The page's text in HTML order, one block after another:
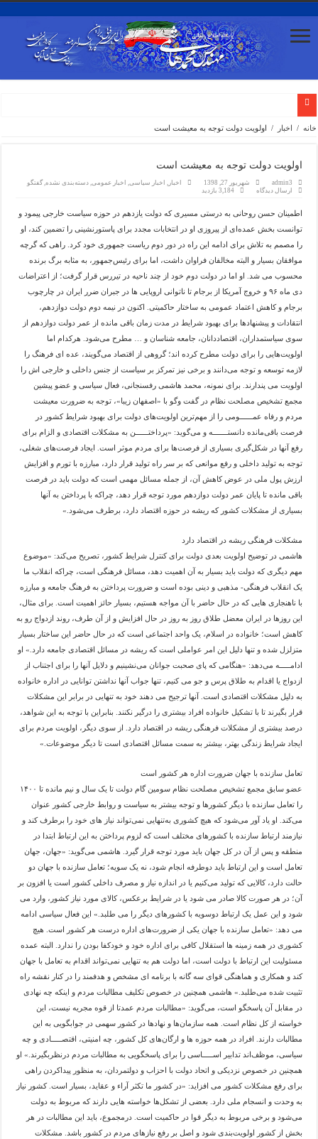
محمد هاشمی: مسئولان نظام و رهبری از صداوسیما رضایت ندارند
پیام تسلیت مهندس محمد هاشمی به مناسبت شهادت دکتر سید کمال خرازی و همسر ایشان
پیام تسلیت محمد هاشمی رفسنجانی به مناسبت شهادت حضرت آیت الله خامنه‌ای رهبر معظم
محمد هاشمی رفسنجانی: امام خمینی(س) مسیر تاریخ را عوض کرد/ خصومت آمریکا با ایران مال
گفت‌وگوی استراتژیک با محمد هاشمی رفسنجانی ایران در بن‌بست نیست
محمد هاشمی: خیلی‌ها اعتراض می‌کردند که چرا یک خانم خبرهای تلویزیون را می‌خواند
هاشمی:پزشکیان در سازمان ملل صلح‌طلبی و تسلیم‌ناپذیری ایران را مطرح کرد
ارتباط خانواده هاشمی رفسنجانی با رهبر انقلاب به روایت برادر او/ عمل به فرامین رهبری بر
همه جریان‌ها حق ارائه پیشنهاد به دولت را دارند
خانه / اخبار / اولویت دولت توجه به معیشت است
اولویت دولت توجه به معیشت است
admin3 شهریور 27, 1398 اخبار, اخبار سیاسی, اخبار عمومی,دسته‌بندی نشده,گفتگو
ارسال دیدگاه
3,184 بازدید
اطمینان حسن روحانی به درستی مسیری که دولت یازدهم در حوزه سیاست خارجی پیمود و
توانست بخش عمده‌ای از پیروزی او در انتخابات مجدد برای پاستورنشینی را تضمین کند، او
را مصمم به تلاش برای ادامه این راه در دور دوم ریاست جمهوری خود کرد. راهی که گرچه
موافقان بسیار و البته مخالفان فراوان داشت، اما برای رئیس‌جمهور، به مثابه برگ برنده
محسوب می شد. او اما در دولت دوم خود از چند ناحیه در تیررس قرار گرفت؛ از اعتراضات
دی ماه ۹۶ و خروج آمریکا از برجام تا ناتوانی اروپایی ها در جبران ضرر ایران در چارچوب
برجام و کاهش اعتماد عمومی به ساختار حاکمیتی. اکنون در نیمه دوم دولت دوازدهم،
انتقادات و پیشنهادها برای بهبود شرایط در مدت زمان باقی مانده از عمر دولت دوازدهم از
سوی سیاستمداران، اقتصاددانان، جامعه شناسان و … مطرح می‌شود. هرکدام اما
اولویت‌هایی را برای دولت مطرح کرده اند؛ گروهی از اقتصاد می‌گویند، عده ای فرهنگ را
لازمه توسعه و توجه می‌دانند و برخی نیز تمرکز بر سیاست از جنس داخلی و خارجی اش را
اولویت می پندارند. برای نمونه، محمد هاشمی رفسنجانی، فعال سیاسی و عضو پیشین
مجمع تشخیص مصلحت نظام در گفت وگو با «اصفهان زیبا»، توجه به ضرورت معیشت
مردم و رفاه عمــــــومی را از مهم‌ترین اولویت‌های دولت برای بهبود شرایط کشور در
فرصت باقی‌مانده دانستـــــــه و می‌گوید: «پرداختــــــن به مشکلات اقتصادی و الزام برای
رفع آنها در شکل‌گیری بسیاری از فرصت‌ها برای مردم موثر است. ایجاد فرصت‌های شغلی،
توجه به تولید داخلی و رفع موانعی که بر سر راه تولید قرار دارد، مبارزه با تورم و افزایش
ارزش پول ملی در عوض کاهش آن، از جمله مسائل مهمی است که دولت باید در فرصت
باقی مانده تا پایان عمر دولت دوازدهم مورد توجه قرار دهد، چراکه با پرداختن به آنها
بسیاری از مشکلات کشور که ریشه در حوزه اقتصاد دارد، برطرف می‌شود.»
مشکلات فرهنگی ریشه در اقتصاد دارد
هاشمی در توضیح اولویت بعدی دولت برای کنترل شرایط کشور، تصریح می‌کند: «موضوع
مهم دیگری که دولت باید بسیار به آن اهمیت دهد، مسائل فرهنگی است، چراکه انقلاب ما
یک انقلاب فرهنگی- مذهبی و دینی بوده است و ضرورت پرداختن به فرهنگ جامعه و مبارزه
با ناهنجاری هایی که در حال حاضر با آن مواجه هستیم، بسیار حائز اهمیت است. برای مثال،
این روزها در ایران معضل طلاق روز به روز در حال افزایش و از آن طرف، روند ازدواج رو به
کاهش است؛ خانواده در اسلام، یک واحد اجتماعی است که در حال حاضر این ساختار بسیار
متزلزل شده و تنها دلیل این امر عواملی است که ریشه در مسائل اقتصادی جامعه دارد.» او
ادامـــــه می‌دهد: «هنگامی که پای صحبت جوانان می‌نشینیم و دلایل آنها را برای اجتناب از
ازدواج یا اقدام به طلاق پرس و جو می کنیم، تنها جواب آنها نداشتن توانایی در اداره خانواده
به دلیل مشکلات اقتصادی است. آنها ترجیح می دهند خود به تنهایی در برابر این مشکلات
قرار بگیرند تا با تشکیل خانواده افراد بیشتری را درگیر نکنند. بنابراین با توجه به این شواهد،
درصد بیشتری از مشکلات فرهنگی ریشه در اقتصاد دارد. از سوی دیگر، اولویت مردم برای
ایجاد شرایط زندگی بهتر، بیشتر به سمت مسائل اقتصادی است تا دیگر موضوعات.»
تعامل سازنده با جهان ضرورت اداره هر کشور است
عضو سابق مجمع تشخیص مصلحت نظام سومین گام دولت تا یک سال و نیم مانده تا ۱۴۰۰
را تعامل سازنده با دیگر کشورها و توجه بیشتر به سیاست و روابط خارجی کشور عنوان
می‌کند. او یاد آور می‌شود که هیچ کشوری به‌تنهایی نمی‌تواند نیاز های خود را برطرف کند و
نیازمند ارتباط سازنده با کشورهای مختلف است که لزوم پرداختن به این ارتباط ابتدا در
منطقه و پس از آن در کل جهان باید مورد توجه قرار گیرد. هاشمی می‌گوید: «جهان، جهان
تعامل است و این ارتباط باید دوطرفه انجام شود، نه یک سویه؛ تعامل سازنده با جهان دو
حالت دارد، کالایی که تولید می‌کنیم یا در اندازه نیاز و مصرف داخلی کشور است یا افزون بر
آن؛ در هر صورت کالا صادر می شود یا در شرایط برعکس، کالای مورد نیاز کشور، وارد می
شود و این عمل یک ارتباط دوسویه با کشورهای دیگر را می طلبد.» این فعال سیاسی ادامه
می دهد: «تعامل سازنده با جهان یکی از ضرورت‌های اداره درست هر کشور است. هیچ
کشوری در همه زمینه ها استقلال کافی برای اداره خود و خودکفا بودن را ندارد. البته عمده
مسئولیت این ارتباط با دولت است، اما دولت هم به تنهایی نمی‌تواند اقدام به تعامل با جهان
کند و همکاری و هماهنگی قوای سه گانه با برنامه ای مشخص و هدفمند را در کنار نقشه راه
تثبیت شده می‌طلبد.» هاشمی همچنین در خصوص تکلیف مطالبات مردم و اینکه چه نهادی
در مقابل آن پاسخگو است، می‌گوید: «مطالبات مردم عمدتا از قوه مجریه نیست، این
خواسته از کل نظام است. همه سازمان‌ها و نهادها در کشور سهمی در جوابگویی به این
مطالبات دارند. افراد در همه حوزه ها و ارگان‌های کل کشور، چه امنیتی، اقتصـــــادی و چه
سیاسی، موظف‌اند تدابیر اســـــاسی را برای پاسخگویی به مطالبات مردم درنظربگیرند.» او
همچنین در خصوص نزدیکی و اتحاد دولت با احزاب و دولتمردان، به منظور پیداکردن راهی
برای رفع مشکلات کشور می افزاید: «در کشور ما تکثر آراء و عقاید، بسیار است. کشور نیاز
به وحدت و انسجام ملی دارد. بعضی از تشکل‌ها خواسته هایی دارند که مربوط به دولت
می‌شود و برخی مربوط به دیگر قوا در حاکمیت است. درمجموع، باید این مطالبات در هر
بخش از کشور اولویت‌بندی شود و اصل بر رفع نیازهای مردم در کشور باشد. مشکلات